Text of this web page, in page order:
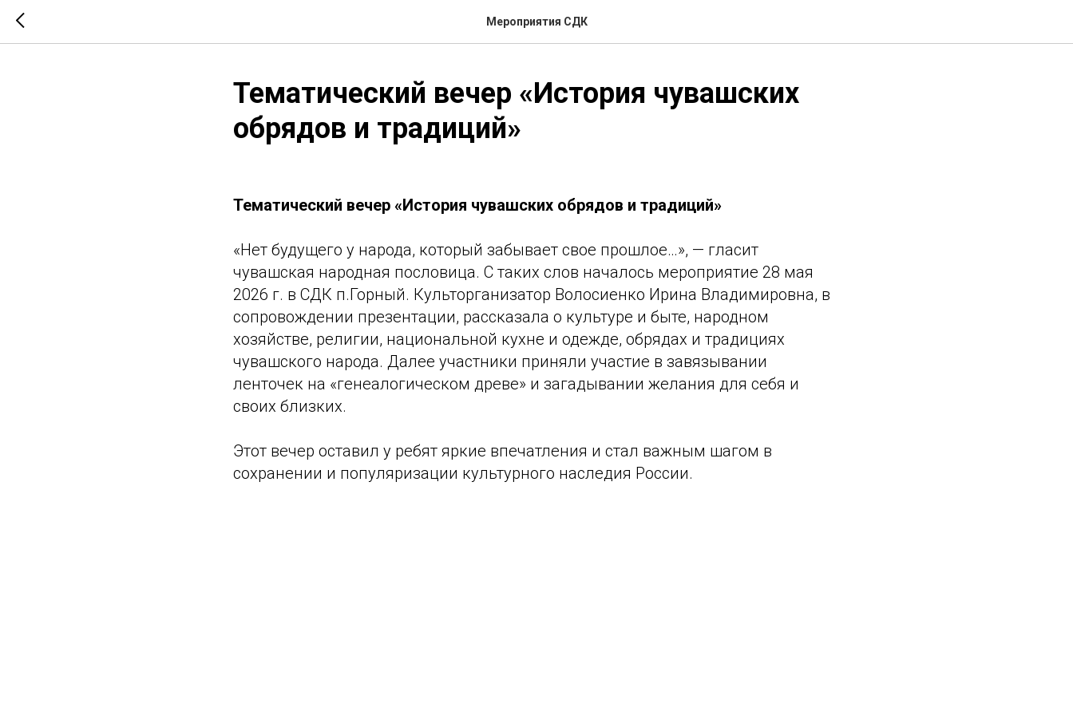
Мероприятия СДК
Тематический вечер «История чувашских
обрядов и традиций»
Тематический вечер «История чувашских обрядов и традиций»
«Нет будущего у народа, который забывает свое прошлое…», — гласит
чувашская народная пословица. С таких слов началось мероприятие 28 мая
2026 г. в СДК п.Горный. Культорганизатор Волосиенко Ирина Владимировна, в
сопровождении презентации, рассказала о культуре и быте, народном
хозяйстве, религии, национальной кухне и одежде, обрядах и традициях
чувашского народа. Далее участники приняли участие в завязывании
ленточек на «генеалогическом древе» и загадывании желания для себя и
своих близких.
Этот вечер оставил у ребят яркие впечатления и стал важным шагом в
сохранении и популяризации культурного наследия России.